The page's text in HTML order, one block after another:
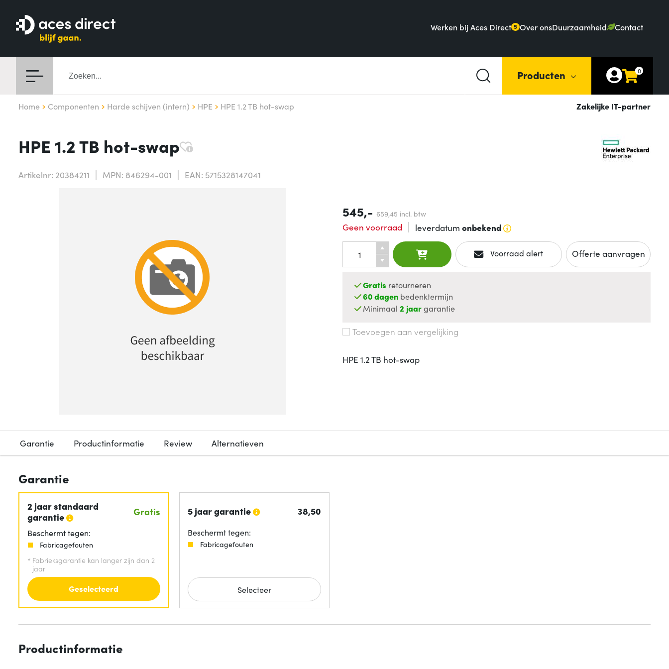
Werken bij Aces Direct 5 Over onsDuurzaamheid Contact
Producten 0
Home Componenten Harde schijven (intern) HPE HPE 1.2 TB hot-swap Zakelijke IT-partner
HPE 1.2 TB hot-swap
Artikelnr: 20384211 MPN: 846294-001 EAN: 5715328147041
545,- 659,45 incl. btw
Geen voorraad leverdatum onbekend
Voorraad alert Offerte aanvragen
Gratis retourneren
60 dagen bedenktermijn
Minimaal2 jaargarantie
Toevoegen aan vergelijking
HPE 1.2 TB hot-swap
Garantie Productinformatie Review Alternatieven
Garantie
2 jaar standaard
garantie
Gratis
Beschermt tegen:
Fabricagefouten
* Fabrieksgarantie kan langer zijn dan 2
jaar
Geselecteerd
5 jaar garantie 38,50
Beschermt tegen:
Fabricagefouten
Selecteer
Productinformatie